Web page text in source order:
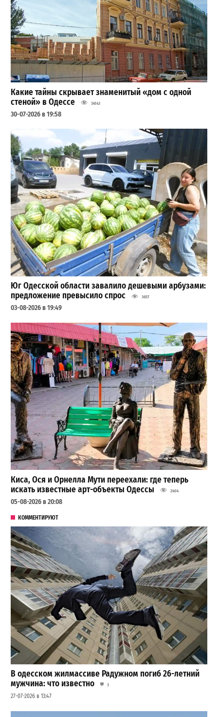
Какие тайны скрывает знаменитый «дом с одной
стеной» в Одессе
34143
30-07-2026 в 19:58
Юг Одесской области завалило дешевыми арбузами:
предложение превысило спрос
3657
03-08-2026 в 19:49
Киса, Ося и Орнелла Мути переехали: где теперь
искать известные арт-объекты Одессы
2404
05-08-2026 в 20:08
КОММЕНТИРУЮТ
В одесском жилмассиве Радужном погиб 26-летний
мужчина: что известно
3
27-07-2026 в 13:47